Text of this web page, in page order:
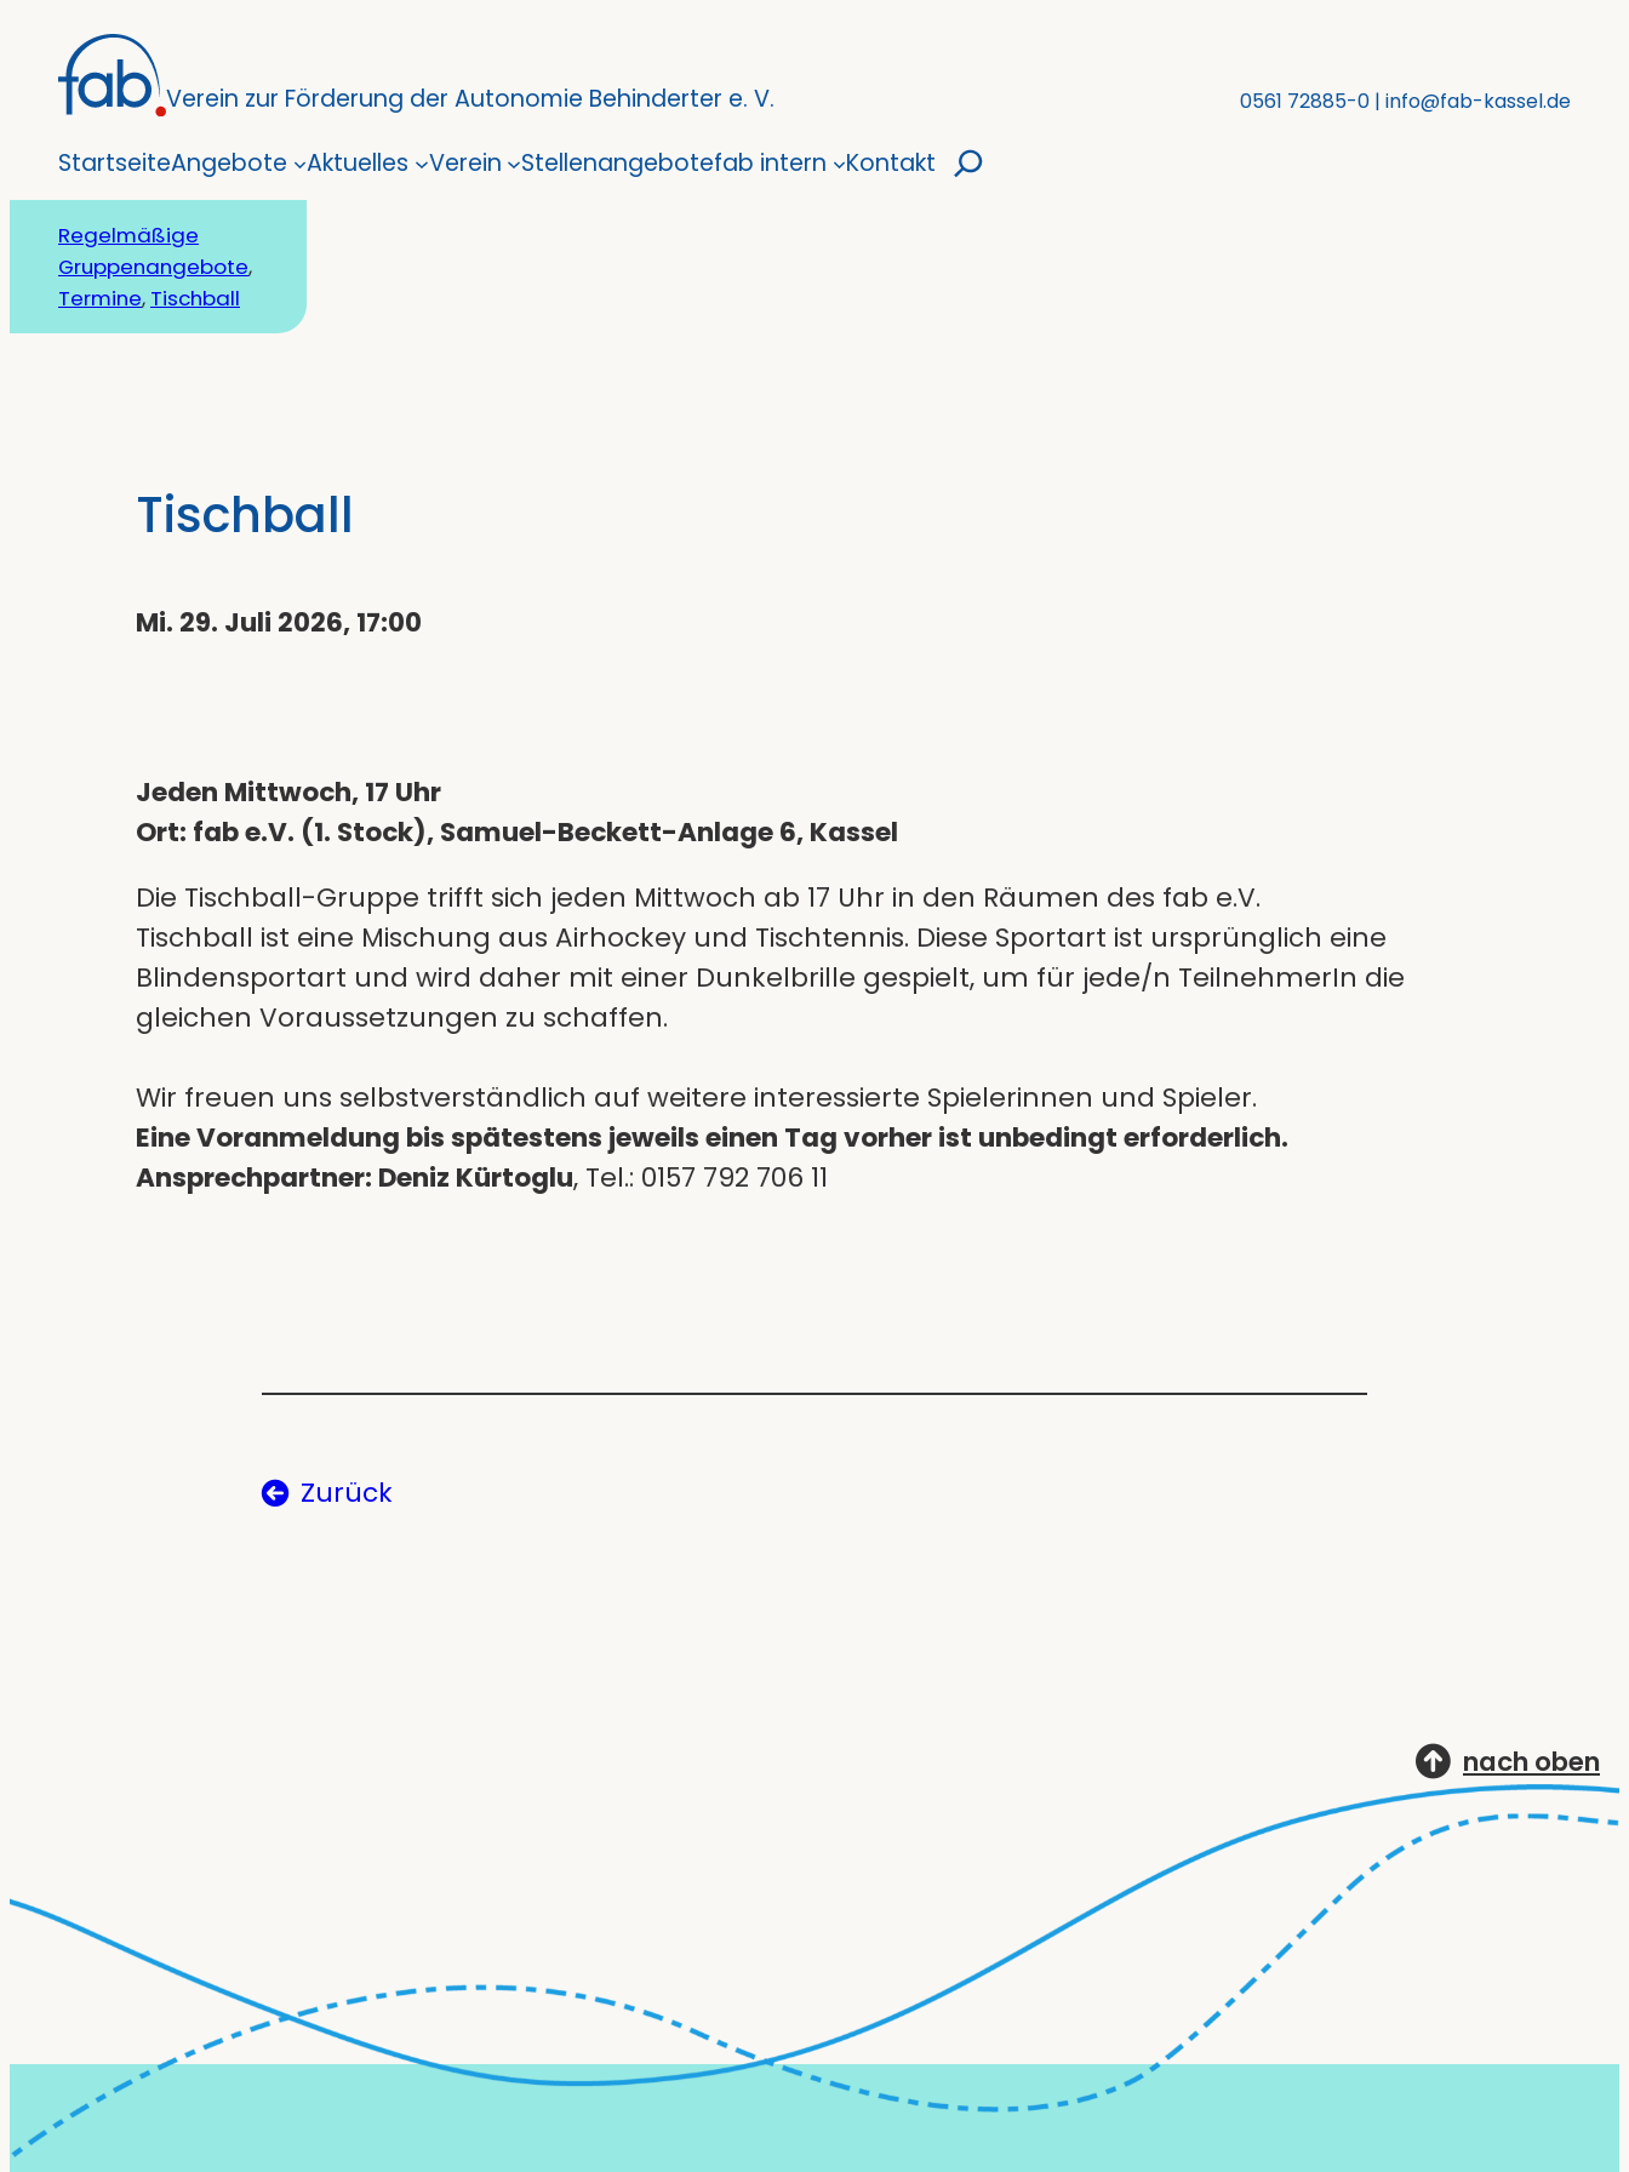
Inhalt
springen
Verein zur Förderung der Autonomie Behinderter e. V. 0561 72885-0 | info@fab-kassel.de
StartseiteAngebote Aktuelles Verein Stellenangebotefab intern Kontakt Suchen
Regelmäßige
Gruppenangebote
Termine, Tischball
Tischball
Mi. 29. Juli 2026, 17:00
Jeden Mittwoch, 17 Uhr
Ort: fab e.V. (1. Stock), Samuel-Beckett-Anlage 6, Kassel
Die Tischball-Gruppe trifft sich jeden Mittwoch ab 17 Uhr in den Räumen des fab e.V.
Tischball ist eine Mischung aus Airhockey und Tischtennis. Diese Sportart ist ursprünglich eine
Blindensportart und wird daher mit einer Dunkelbrille gespielt, um für jede/n TeilnehmerIn die
gleichen Voraussetzungen zu schaffen.
Wir freuen uns selbstverständlich auf weitere interessierte Spielerinnen und Spieler.
Eine Voranmeldung bis spätestens jeweils einen Tag vorher ist unbedingt erforderlich.
Ansprechpartner: Deniz Kürtoglu, Tel.: 0157 792 706 11
Zurück
nach oben